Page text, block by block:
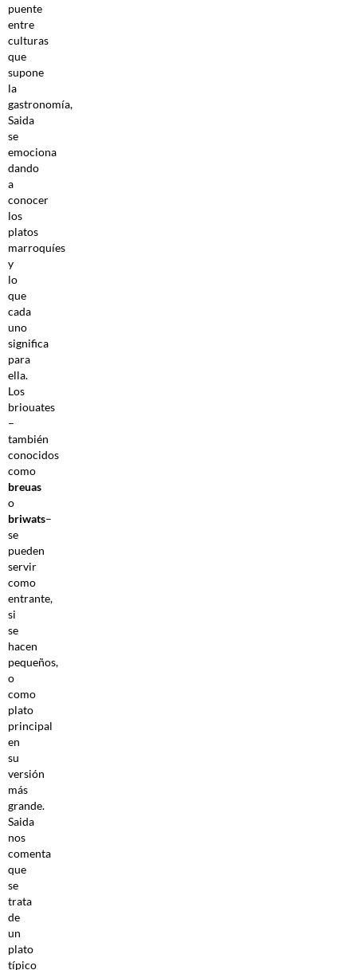
puente
entre
culturas
que
supone
la
gastronomía,
Saida
se
emociona
dando
a
conocer
los
platos
marroquíes
y
lo
que
cada
uno
significa
para
ella.
Los
briouates
–
también
conocidos
como
breuas
o
briwats–
se
pueden
servir
como
entrante,
si
se
hacen
pequeños,
o
como
plato
principal
en
su
versión
más
grande.
Saida
nos
comenta
que
se
trata
de
un
plato
típico